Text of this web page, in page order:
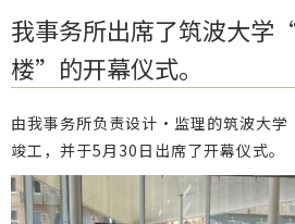
我事务所出席了筑波大学
楼”的开幕仪式。
由我事务所负责设计・监理的筑波大
竣工，并于5月30日出席了开幕仪式。